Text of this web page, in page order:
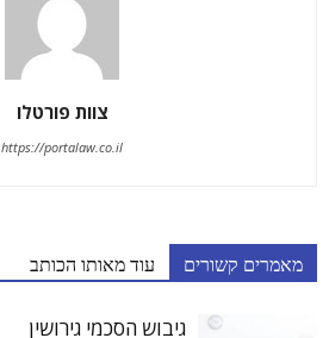
צוות פורטלו
https://portalaw.co.il
מאמרים קשורים עוד מאותו הכותב
גיבוש הסכמי גירושין